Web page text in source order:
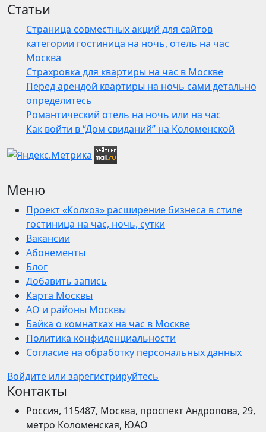
Статьи
Страница совместных акций для сайтов
категории гостиница на ночь, отель на час
Москва
Страхровка для квартиры на час в Москве
Перед арендой квартиры на ночь сами детально
определитесь
Романтический отель на ночь или на час
Как войти в “Дом свиданий” на Коломенской
Меню
Проект «Колхоз» расширение бизнеса в стиле
гостиница на час, ночь, сутки
Вакансии
Абонементы
Блог
Добавить запись
Карта Москвы
АО и районы Москвы
Байка о комнатках на час в Москве
Политика конфиденциальности
Согласие на обработку персональных данных
Войдите или зарегистрируйтесь
Контакты
Россия, 115487, Москва, проспект Андропова, 29,
метро Коломенская, ЮАО